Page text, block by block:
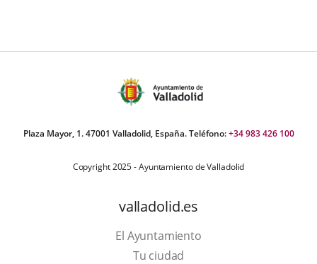
Plaza Mayor, 1. 47001 Valladolid, España. Teléfono:+34 983 426 100
Copyright 2025 - Ayuntamiento de Valladolid
valladolid.es
El Ayuntamiento
Tu ciudad